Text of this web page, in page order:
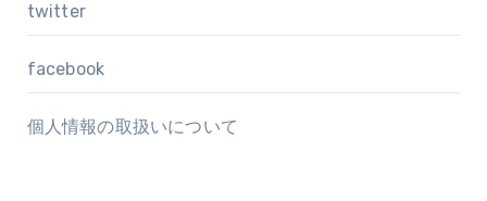
twitter
facebook
個人情報の取扱いについて